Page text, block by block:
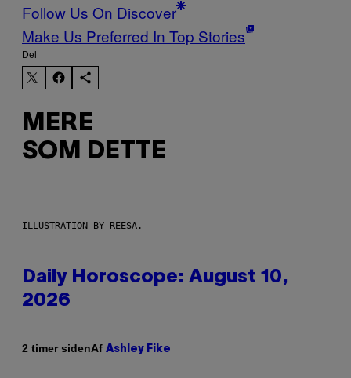
Follow Us On Discover
Make Us Preferred In Top Stories
Del
MERE
SOM DETTE
ILLUSTRATION BY REESA.
Daily Horoscope: August 10,
2026
2 timer sidenAf Ashley Fike